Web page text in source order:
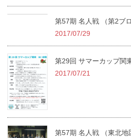
第57期 名人戦 （第2ブ
2017/07/29
第29回 サマーカップ関
2017/07/21
第57期 名人戦 （東北地